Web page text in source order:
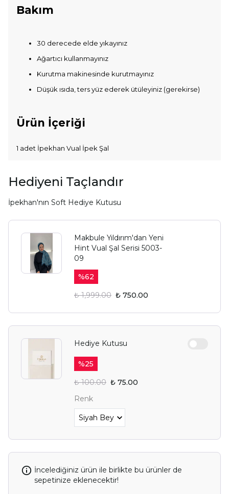
Bakım
30 derecede elde yıkayınız
Ağartıcı kullanmayınız
Kurutma makinesinde kurutmayınız
Düşük ısıda, ters yüz ederek ütüleyiniz (gerekirse)
Ürün İçeriği
1 adet İpekhan Vual İpek Şal
Hediyeni Taçlandır
İpekhan'nın Soft Hediye Kutusu
Makbule Yıldırım'dan Yeni
Hint Vual Şal Serisi 5003-
09
%62
₺ 1,999.00 ₺ 750.00
Hediye Kutusu
%25
₺ 100.00 ₺ 75.00
Renk
İncelediğiniz ürün ile birlikte bu ürünler de
sepetinize eklenecektir!